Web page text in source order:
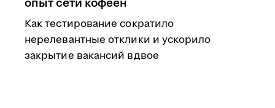
Как тестирование сократило
нерелевантные отклики и ускорило
закрытие вакансий вдвое